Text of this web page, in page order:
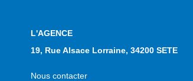
L'AGENCE
19, Rue Alsace Lorraine, 34200 SETE
Nous contacter